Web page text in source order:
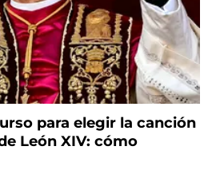
para elegir la canción
León XIV: cómo